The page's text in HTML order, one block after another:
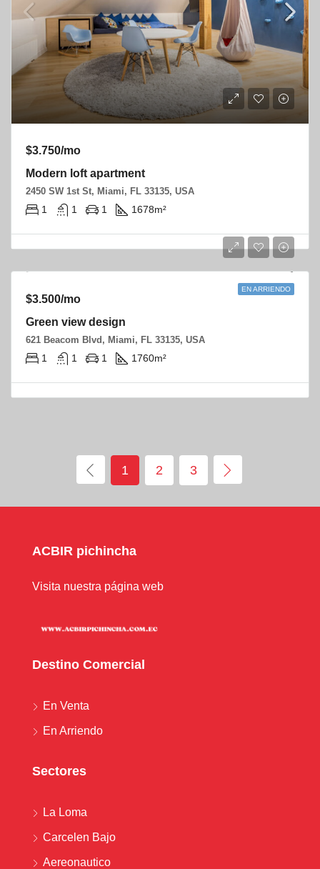
$3.750/mo
Modern loft apartment
2450 SW 1st St, Miami, FL 33135, USA
1 1 1 1678m²
EN ARRIENDO
$3.500/mo
Green view design
621 Beacom Blvd, Miami, FL 33135, USA
1 1 1 1760m²
1 2 3
ACBIR pichincha
Visita nuestra página web
Destino Comercial
En Venta
En Arriendo
Sectores
La Loma
Carcelen Bajo
Aereonautico